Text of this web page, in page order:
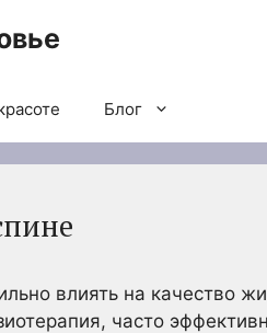
Блог
влиять на качество
часто